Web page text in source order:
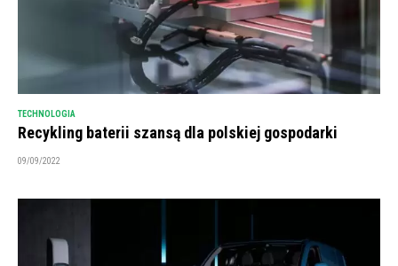
TECHNOLOGIA
Recykling baterii szansą dla polskiej gospodarki
09/09/2022